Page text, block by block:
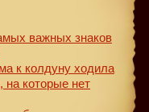
важных знаков
к колдуну ходила
на которые нет